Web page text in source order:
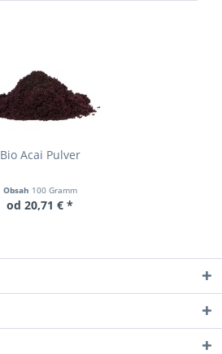
Bio Acai Pulver
Obsah 100 Gramm
od 20,71 € *